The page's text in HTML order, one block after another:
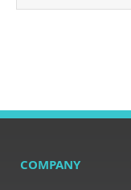
COMPANY